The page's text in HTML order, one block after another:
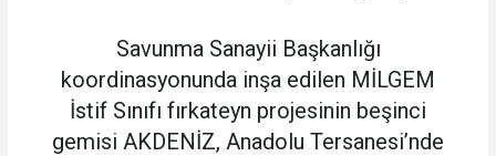
Savunma Sanayii Başkanlığı
koordinasyonunda inşa edilen MİLGEM
İstif Sınıfı fırkateyn projesinin beşinci
gemisi AKDENİZ, Anadolu Tersanesi’nde